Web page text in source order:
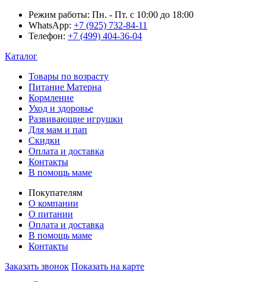
Режим работы: Пн. - Пт. с 10:00 до 18:00
WhatsApp: +7 (925) 732-84-11
Телефон: +7 (499) 404-36-04
Каталог
Товары по возрасту
Питание Матерна
Кормление
Уход и здоровье
Развивающие игрушки
Для мам и пап
Скидки
Оплата и доставка
Контакты
В помощь маме
Покупателям
О компании
О питании
Оплата и доставка
В помощь маме
Контакты
Заказать звонок Показать на карте